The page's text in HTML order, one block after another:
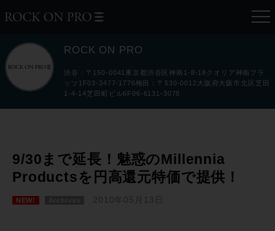
ROCK ON PRO
渋谷：〒150-0041東京都渋谷区神南1-8-18クオリア神南フラ
ッツ1F03-3477-1776梅田：〒530-0012大阪府大阪市北区芝田
1-4-14芝田町ビル6F06-6131-3078
9/30まで延長！魅惑のMillennia
Productsを円高還元特価で提供！
NEW! 2010年05月13日